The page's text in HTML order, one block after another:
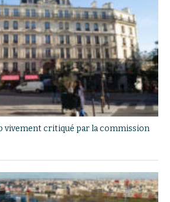
vivement critiqué par la commission